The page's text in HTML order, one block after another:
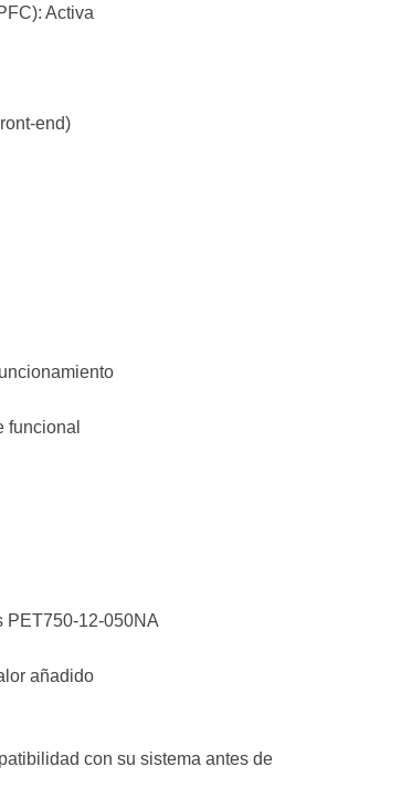
Activa
end)
funcional
PET750-12-050NA
añadido
con su sistema antes de